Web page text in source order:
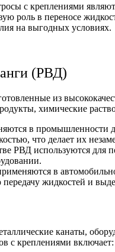
с креплениями
роль в переносе
на выгодных условиях.
(РВД)
из
химические
в промышленности
что делает их
РВД используются
в
жидкостей и
канаты,
с креплениями включает: